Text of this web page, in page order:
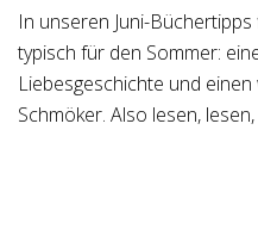
In unseren Juni-
typisch für den Sommer:
Liebesgeschichte und
Schmöker. Also lesen,